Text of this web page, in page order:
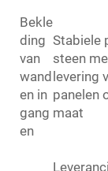
Bekle
ding
van
wand
en in
gang
en
Stabiele
steen
levering
panelen
maat